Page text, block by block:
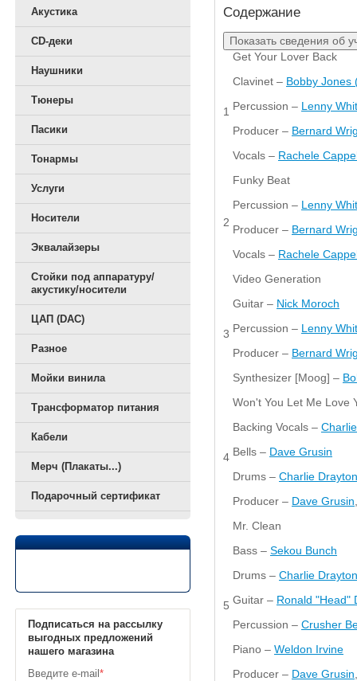
Акустика
CD-деки
Наушники
Тюнеры
Пасики
Тонармы
Услуги
Носители
Эквалайзеры
Стойки под аппаратуру/
акустику/носители
ЦАП (DAC)
Разное
Мойки винила
Трансформатор питания
Кабели
Мерч (Плакаты...)
Подарочный сертификат
Подписаться на рассылку
выгодных предложений
нашего магазина
Введите e-mail *
Содержание
Показать сведения об
1
Get Your Lover Back
Clavinet – Bobby Jones
Percussion – Lenny
Producer – Bernard
Vocals – Rachele
2
Funky Beat
Percussion – Lenny
Producer – Bernard
Vocals – Rachele
3
Video Generation
Guitar – Nick Moroch
Percussion – Lenny
Producer – Bernard
Synthesizer [Moog] –
4
Won't You Let Me Love
Backing Vocals –
Bells – Dave Grusin
Drums – Charlie Drayton
Producer – Dave Grusin
5
Mr. Clean
Bass – Sekou Bunch
Drums – Charlie Drayton
Guitar – Ronald "Head"
Percussion – Crusher
Piano – Weldon Irvine
Producer – Dave Grusin